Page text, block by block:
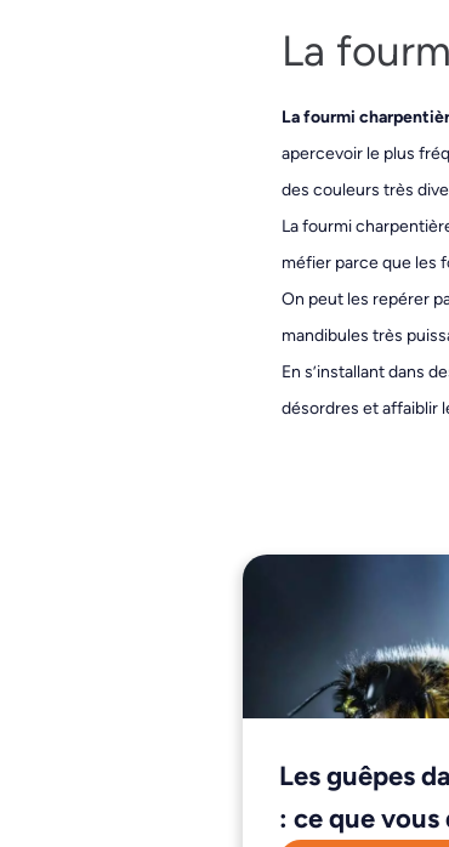
La
La fourmi
apercevoir le plus
des couleurs très
La fourmi
méfier parce que les
On peut les repérer
mandibules très
En s’installant dans
désordres et affaiblir
Les guêpes
: ce que